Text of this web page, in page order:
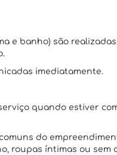
e banho) são
imediatamente.
quando estiver
do
roupas íntimas ou sem